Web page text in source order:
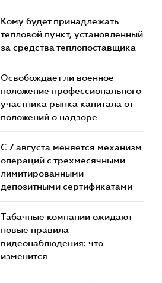
Кому будет принадлежать
тепловой пункт, установленный
за средства теплопоставщика
Освобождает ли военное
положение профессионального
участника рынка капитала от
положений о надзоре
С 7 августа меняется механизм
операций с трехмесячными
лимитированными
депозитными сертификатами
Табачные компании ожидают
новые правила
видеонаблюдения: что
изменится